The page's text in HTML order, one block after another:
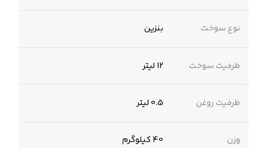
نوع سوخت بنزین
ظرفیت سوخت 12 لیتر
ظرفیت روغن 0.5 لیتر
وزن 40 کیلوگرم